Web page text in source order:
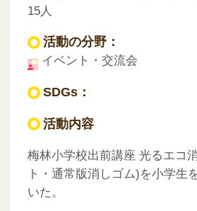
15人
活動の分野：
イベント・交流会
SDGs：
活動内容
梅林小学校出前講座 光るエコ
ト・通常版消しゴム)を小学生
いた。